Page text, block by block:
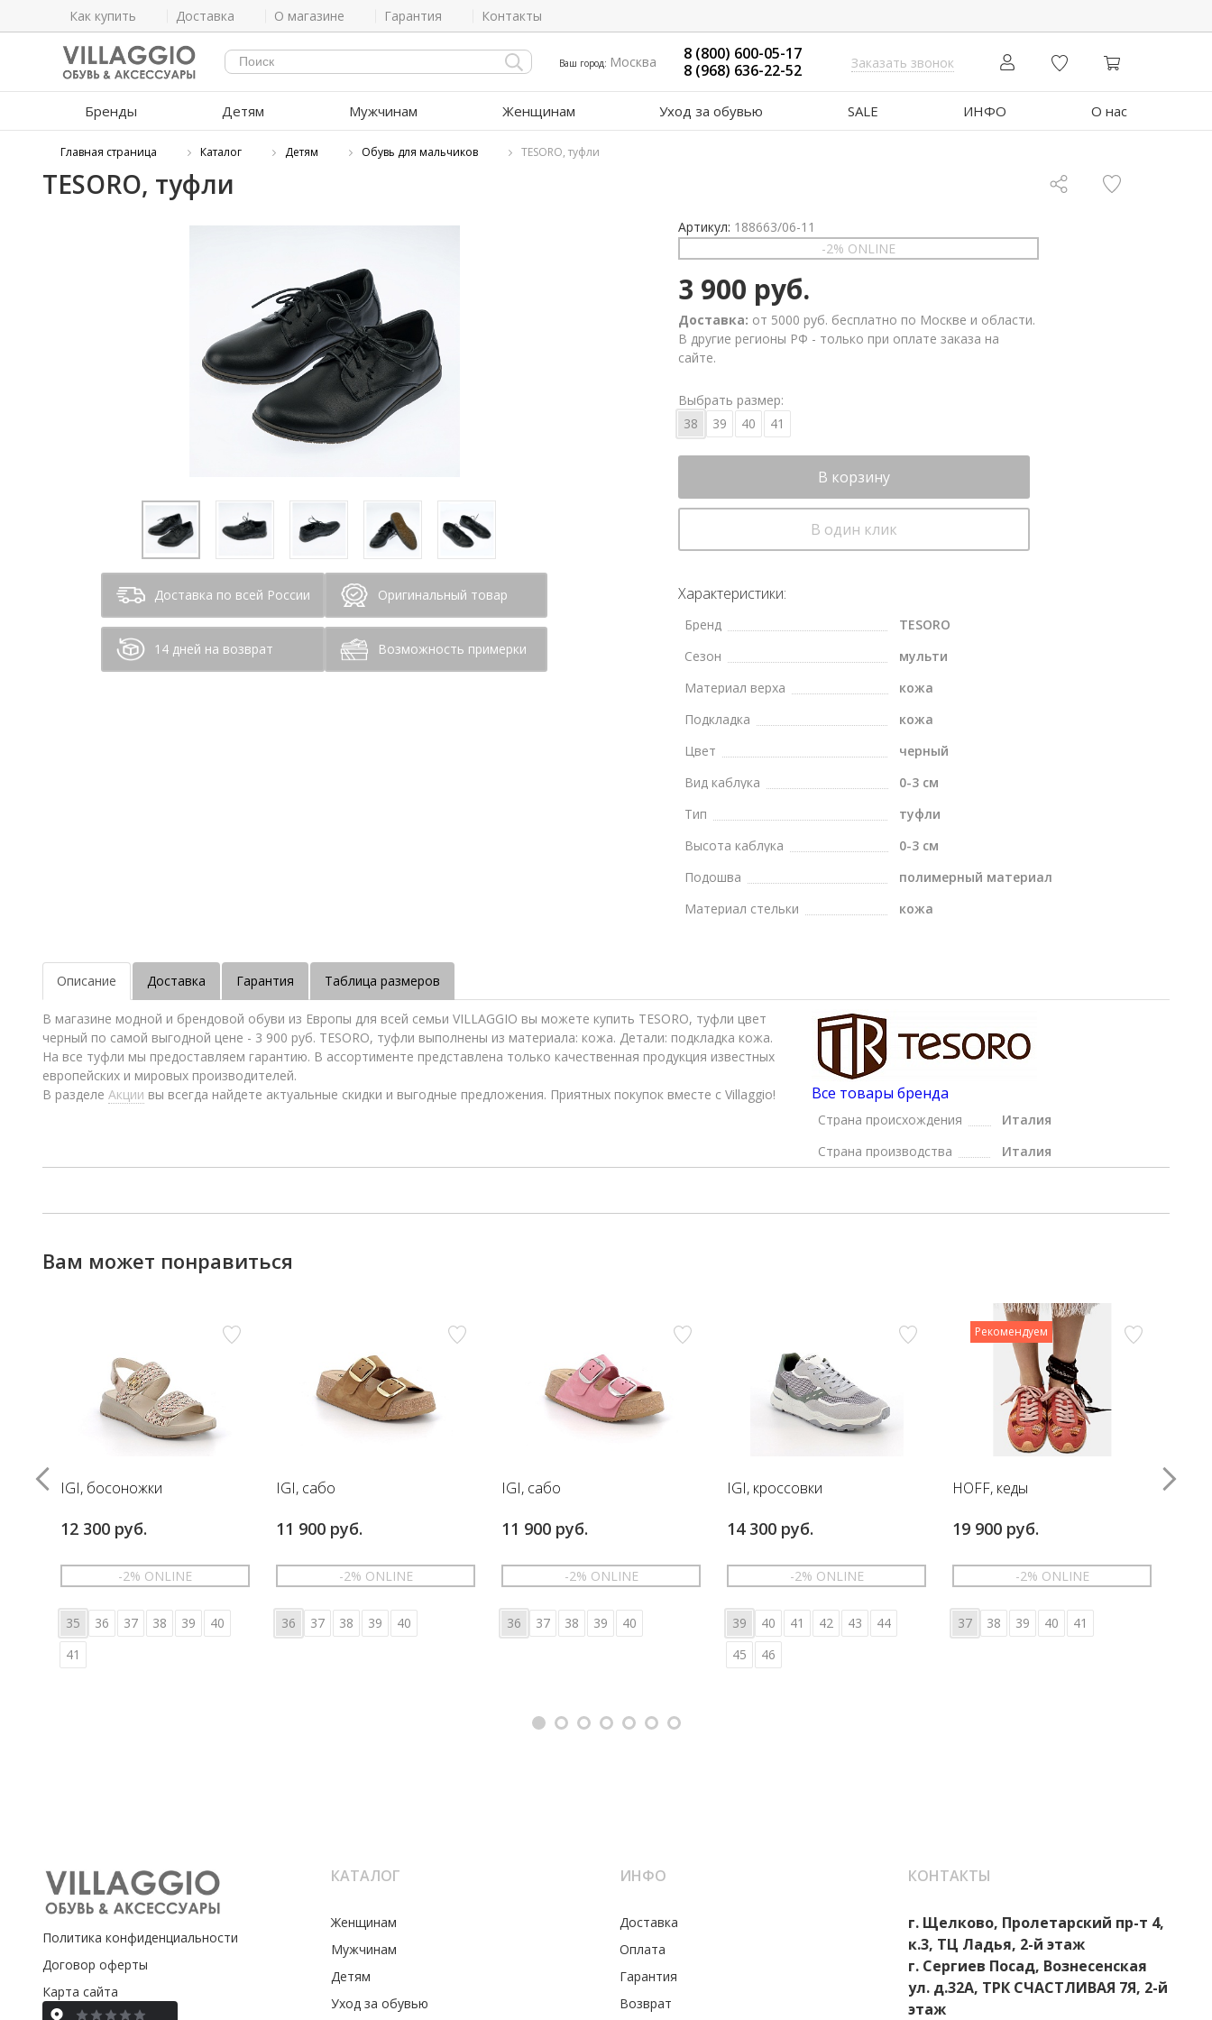
Как купить Доставка О магазине Гарантия Контакты
Ваш город: Москва
8 (800) 600-05-17
8 (968) 636-22-52
Заказать звонок
Бренды Детям Мужчинам Женщинам Уход за обувью SALE ИНФО О нас
Главная страница Каталог Детям Обувь для мальчиков TESORO, туфли
TESORO, туфли
Доставка по всей России Оригинальный товар
14 дней на возврат Возможность примерки
Артикул: 188663/06-11
-2% ONLINE
3 900 руб.
Доставка: от 5000 руб. бесплатно по Москве и области.
В другие регионы РФ - только при оплате заказа на
сайте.
Выбрать размер:
38
39 40 41
В корзину
В один клик
Характеристики:
Бренд
TESORO
Сезон
мульти
Материал верха
кожа
Подкладка
кожа
Цвет
черный
Вид каблука
0-3 см
Тип
туфли
Высота каблука
0-3 см
Подошва
полимерный материал
Материал стельки
кожа
Описание Доставка Гарантия Таблица размеров
В магазине модной и брендовой обуви из Европы для всей семьи VILLAGGIO вы можете купить TESORO, туфли цвет
черный по самой выгодной цене - 3 900 руб. TESORO, туфли выполнены из материала: кожа. Детали: подкладка кожа.
На все туфли мы предоставляем гарантию. В ассортименте представлена только качественная продукция известных
европейских и мировых производителей.
В разделе Акции вы всегда найдете актуальные скидки и выгодные предложения. Приятных покупок вместе с Villaggio! Все товары бренда
Страна происхождения
Италия
Страна производства
Италия
Вам может понравиться
IGI, босоножки
12 300 руб.
-2% ONLINE
35 36 37 38 39
40
41
IGI, сабо
11 900 руб.
-2% ONLINE
36 37 38 39 40
IGI, сабо
11 900 руб.
-2% ONLINE
36 37 38 39 40
IGI, кроссовки
14 300 руб.
-2% ONLINE
39 40 41 42 43
44
45
46
Рекомендуем
HOFF, кеды
19 900 руб.
-2% ONLINE
37 38 39 40 41
Политика конфиденциальности
Договор оферты
Карта сайта
КАТАЛОГ
Женщинам
Мужчинам
Детям
Уход за обувью
ИНФО
Доставка
Оплата
Гарантия
Возврат
КОНТАКТЫ
г. Щелково, Пролетарский пр-т 4,
к.3, ТЦ Ладья, 2-й этаж
г. Сергиев Посад, Вознесенская
ул. д.32А, ТРК СЧАСТЛИВАЯ 7Я, 2-й
этаж